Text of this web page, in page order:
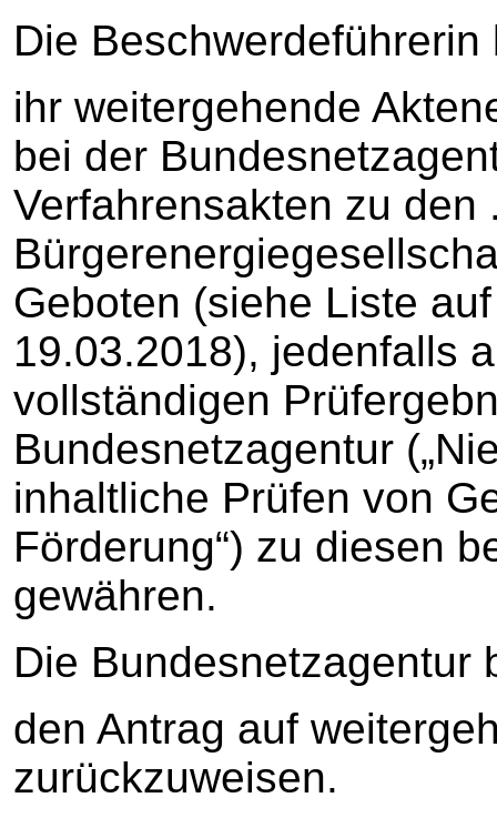
Die Beschwerdeführerin
ihr weitergehende
bei der
Verfahrensakten zu den
Geboten (siehe Liste
19.03.2018), jedenfalls
vollständigen
Bundesnetzagentur
inhaltliche Prüfen von
Förderung“) zu diesen
gewähren.
Die Bundesnetzagentur
den Antrag auf
zurückzuweisen.